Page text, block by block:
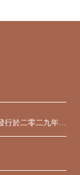
行於二零二九年到
滿期限前收到的